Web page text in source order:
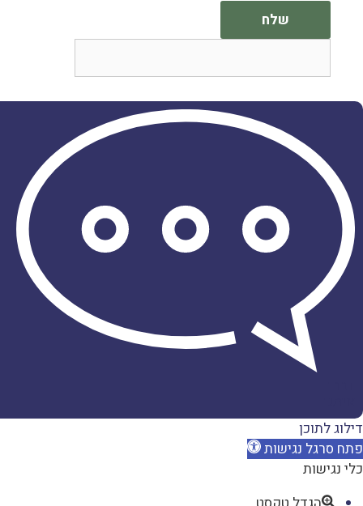
שלח
דילוג לתוכן
פתח סרגל נגישות
כלי נגישות